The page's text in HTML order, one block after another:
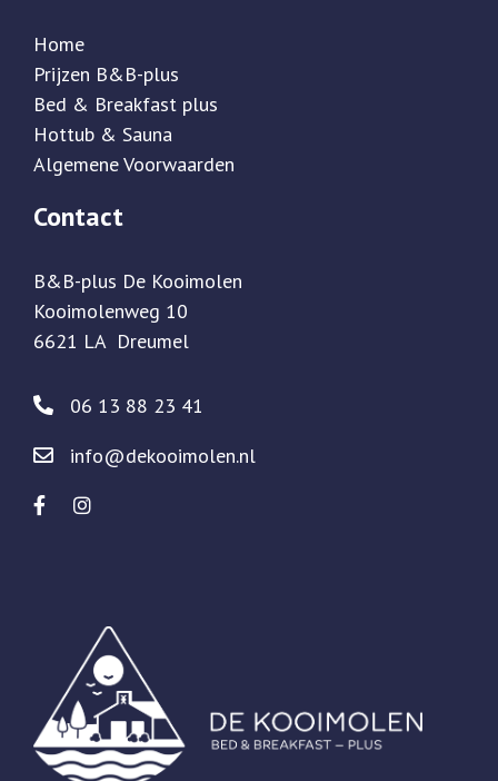
Home
Prijzen B&B-plus
Bed & Breakfast plus
Hottub & Sauna
Algemene Voorwaarden
Contact
B&B-plus De Kooimolen
Kooimolenweg 10
6621 LA Dreumel
06 13 88 23 41
info@dekooimolen.nl